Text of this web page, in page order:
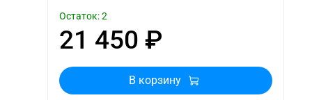
21 450 ₽
Остаток: 2
В корзину